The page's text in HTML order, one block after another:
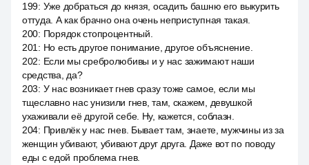
199: Уже добраться до князя, осадить башню его выкурить
оттуда. А как брачно она очень неприступная такая.
200: Порядок стопроцентный.
201 : Но есть другое понимание, другое объяснение.
202: Если мы сребролюбивы и у нас зажимают наши
средства, да?
203: У нас возникает гнев сразу тоже самое, если мы
тщеславно нас унизили гнев, там, скажем, девушкой
ухаживали её другой себе. Ну, кажется, соблазн.
204: Привлёк у нас гнев. Бывает там, знаете, мужчины из за
женщин убивают, убивают друг друга. Даже вот по поводу
еды с едой проблема гнев.